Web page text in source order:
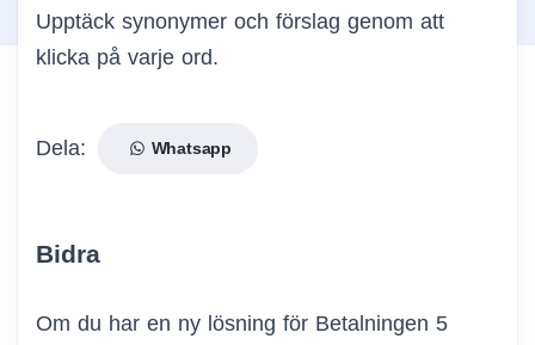
Upptäck synonymer och förslag genom att
klicka på varje ord.
Dela: Whatsapp
Bidra
Om du har en ny lösning för Betalningen 5